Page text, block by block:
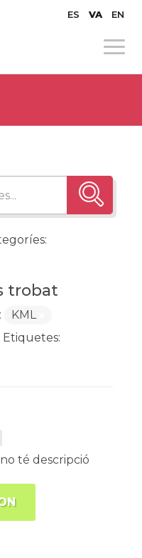
ES VA EN
trobat
KML
Etiquetes:
té descripció